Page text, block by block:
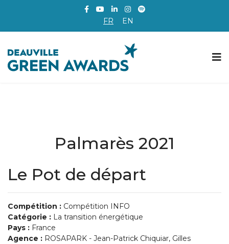
FR EN
Palmarès 2021
Le Pot de départ
Compétition : Compétition INFO
Catégorie : La transition énergétique
Pays : France
Agence : ROSAPARK - Jean-Patrick Chiquiar, Gilles